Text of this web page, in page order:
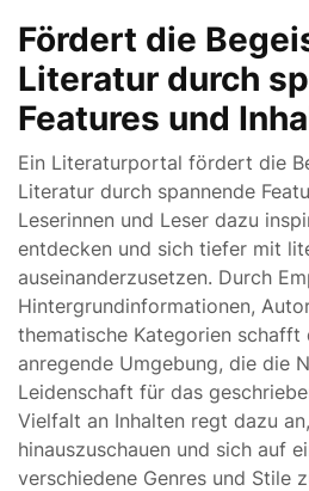
Fördert die
Literatur durch
Features und
Ein Literaturportal fördert die
Literatur durch spannende
Leserinnen und Leser dazu
entdecken und sich tiefer mit
auseinanderzusetzen. Durch
Hintergrundinformationen,
thematische Kategorien schafft
anregende Umgebung, die die
Leidenschaft für das
Vielfalt an Inhalten regt dazu
hinauszuschauen und sich auf
verschiedene Genres und Stile